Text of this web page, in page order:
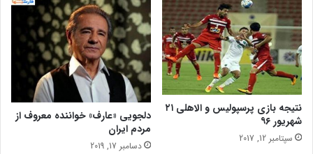
ز
ا
ر
م
ی
ک
ن
د
؟
نتیجه بازی پرسپولیس و الاهلی ۲۱
شهریور ۹۶
سپتامبر 12, 2017
دلجویی «عارف» خواننده معروف از
مردم ایران
دسامبر 17, 2019